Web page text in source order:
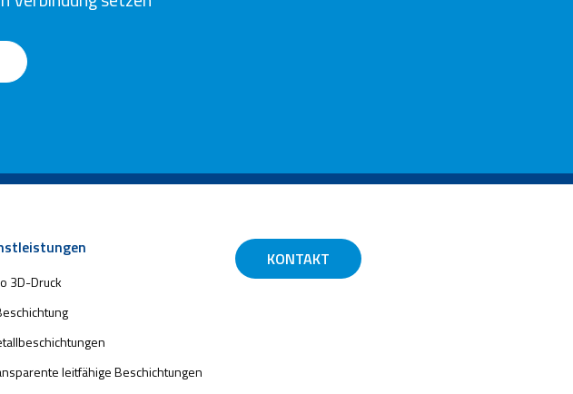
3D-Druck
leitfähige Beschichtungen
KONTAKT